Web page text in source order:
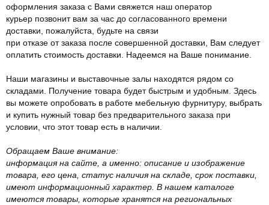
оформления заказа с Вами свяжется наш оператор
курьер позвонит вам за час до согласованного времени
доставки, пожалуйста, будьте на связи
при отказе от заказа после совершенной доставки, Вам следует
оплатить стоимость доставки. Надеемся на Ваше понимание.
Наши магазины и выставочные залы находятся рядом со
складами. Получение товара будет быстрым и удобным. Здесь
вы можете опробовать в работе мебельную фурнитуру, выбрать
и купить нужный товар без предварительного заказа при
условии, что этот товар есть в наличии.
Обращаем Ваше внимание:
информация на сайте, а именно: описание и изображение
товара, его цена, статус наличия на складе, срок поставки,
имеют информационный характер. В нашем каталоге
имеются товары, которые хранятся на региональных